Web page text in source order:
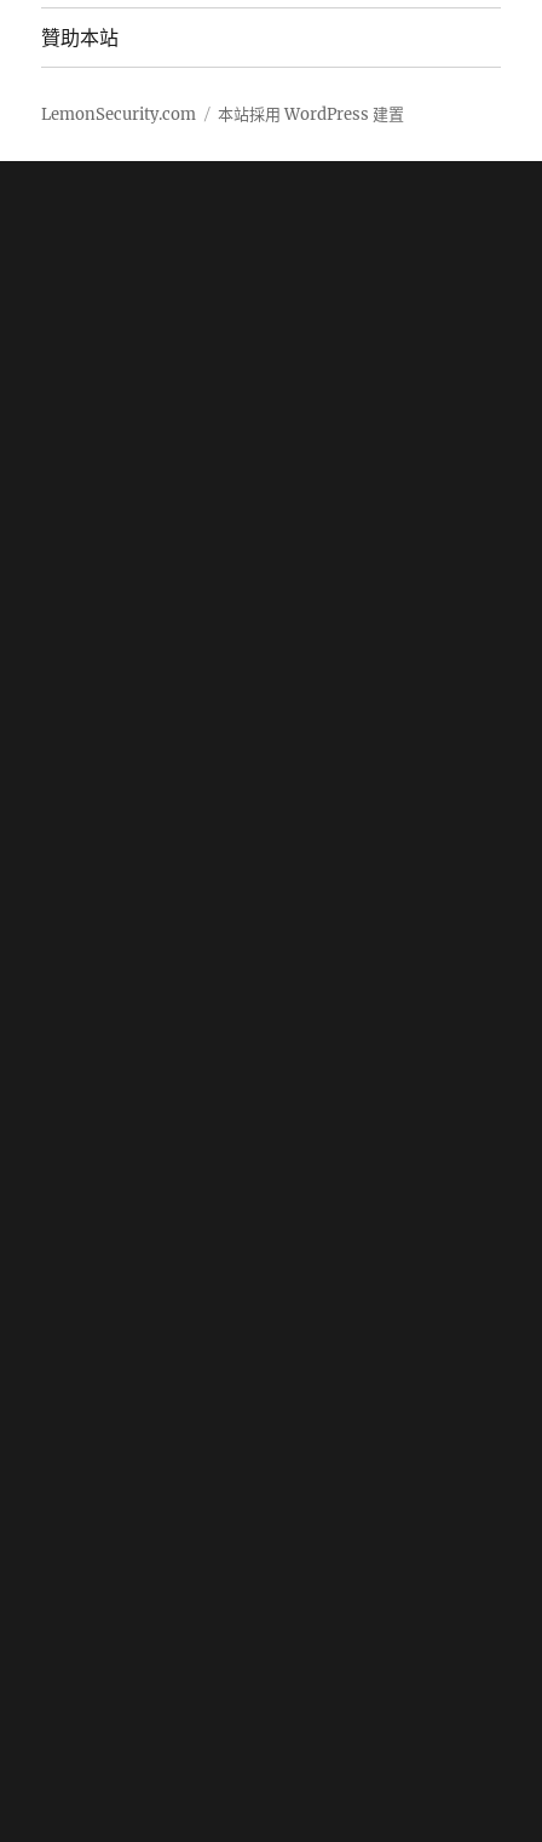
贊助本站
LemonSecurity.com 本站採用 WordPress 建置